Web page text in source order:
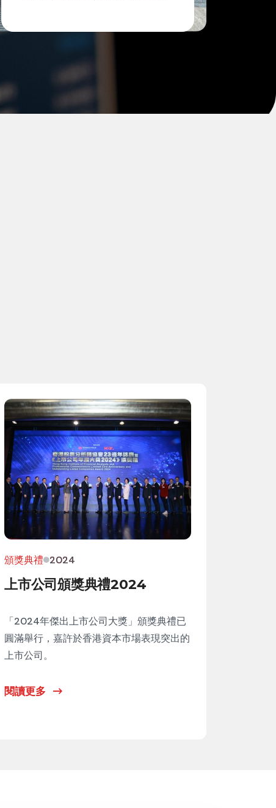
頒獎典禮 2024
上市公司頒獎典禮2024
「2024年傑出上市公司大獎」頒獎典禮已
圓滿舉行，嘉許於香港資本市場表現突出的
上市公司。
閱讀更多